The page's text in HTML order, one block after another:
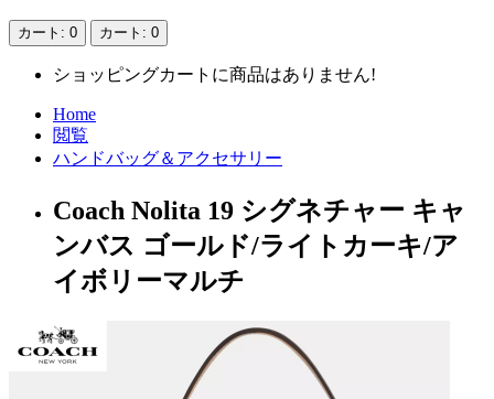
カート : 0 カート : 0
ショッピングカートに商品はありません!
Home
閲覧
ハンドバッグ＆アクセサリー
Coach Nolita 19 シグネチャー キャ
ンバス ゴールド/ライトカーキ/ア
イボリーマルチ